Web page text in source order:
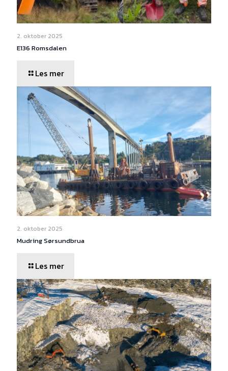
2. oktober 2025
E136 Romsdalen
Les mer
2. oktober 2025
Mudring Sørsundbrua
Les mer